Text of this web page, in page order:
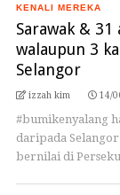
KENALI MEREKA
Sarawak &
walaupun 3
Selangor
izzah kim 14/
#bumikenyalang
daripada
bernilai di